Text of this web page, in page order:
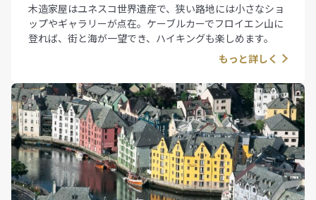
木造家屋はユネスコ世界遺産で、狭い路地には小さなショ
ップやギャラリーが点在。ケーブルカーでフロイエン山に
登れば、街と海が一望でき、ハイキングも楽しめます。
もっと詳しく